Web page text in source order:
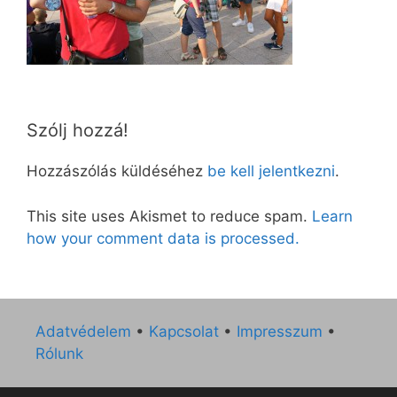
Szólj hozzá!
Hozzászólás küldéséhez be kell jelentkezni.
This site uses Akismet to reduce spam. Learn
how your comment data is processed.
Adatvédelem • Kapcsolat • Impresszum •
Rólunk